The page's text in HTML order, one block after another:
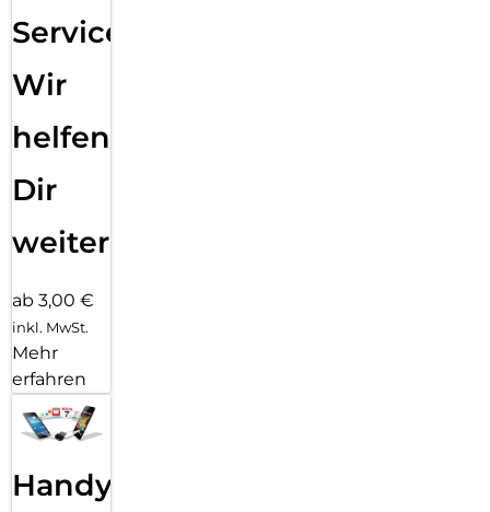
Service:
Wir
helfen
Dir
weiter
ab 3,00 €
inkl. MwSt.
Mehr
erfahren
Handy